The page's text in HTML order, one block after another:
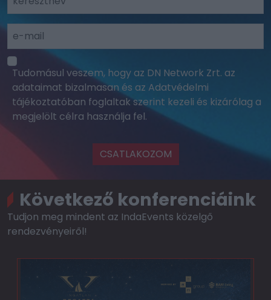
Tudomásul veszem, hogy az DN Network Zrt. az
adataimat bizalmasan és az Adatvédelmi
tájékoztatóban foglaltak szerint kezeli és kizárólag a
megjelölt célra használja fel.
CSATLAKOZOM
Következő konferenciáink
Tudjon meg mindent az IndaEvents közelgő
rendezvényeiről!